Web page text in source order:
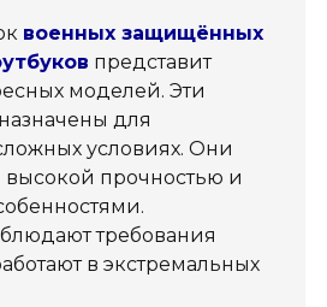
военных защищённых
представит
моделей. Эти
для
условиях. Они
высокой прочностью и
требования
в экстремальных